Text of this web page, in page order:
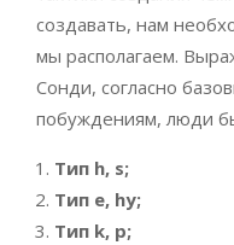
создавать, нам
мы располагаем.
Сонди, согласно
побуждениям, люди
Тип h, s;
Тип e, hy;
Тип k, p;